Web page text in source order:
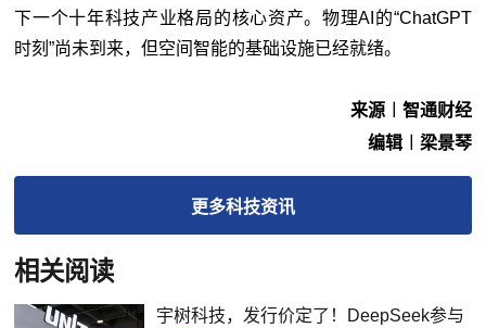
下一个十年科技产业格局的核心资产。物理AI的“ChatGPT
时刻”尚未到来，但空间智能的基础设施已经就绪。
来源︱智通财经
编辑︱梁景琴
更多科技资讯
相关阅读
宇树科技，发行价定了！DeepSeek参与